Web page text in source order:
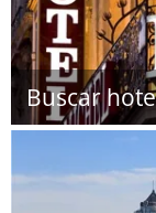
Buscar